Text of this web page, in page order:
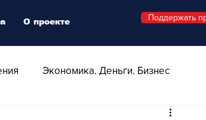
Экономика. Деньги. Бизнес
О проекте Поддержать